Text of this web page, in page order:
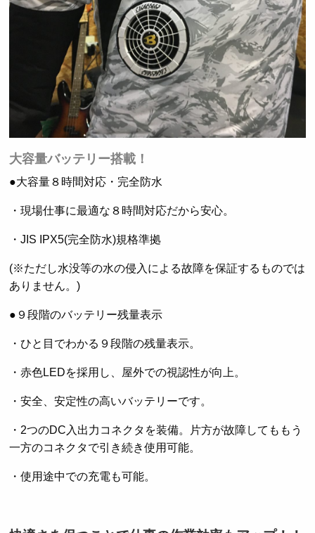
大容量バッテリー搭載！
●大容量８時間対応・完全防水
・現場仕事に最適な８時間対応だから安心。
・JIS IPX5(完全防水)規格準拠
(※ただし水没等の水の侵入による故障を保証するものでは
ありません。)
●９段階のバッテリー残量表示
・ひと目でわかる９段階の残量表示。
・赤色LEDを採用し、屋外での視認性が向上。
・安全、安定性の高いバッテリーです。
・2つのDC入出力コネクタを装備。片方が故障してももう
一方のコネクタで引き続き使用可能。
・使用途中での充電も可能。